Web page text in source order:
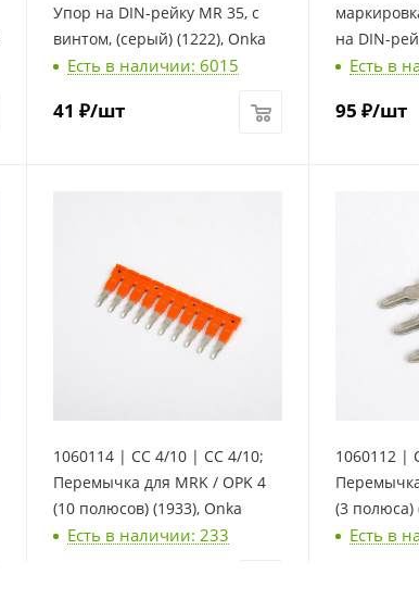
Упор на DIN-рейку MR 35, с
винтом, (серый) (1222), Onka
Есть в наличии: 6015
41 ₽/шт
на DIN-
Есть в
95 ₽/шт
1060114 | CC 4/10 | CC 4/10;
Перемычка для MRK / OPK 4
(10 полюсов) (1933), Onka
Есть в наличии: 233
1060112 |
(3 полюса)
Есть в